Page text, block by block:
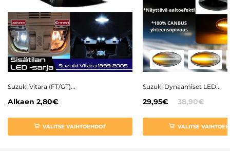
Suzuki Vitara (FT/GT)...
Alkaen 2,80€
VALITSE VAIHTOEHDOT
Suzuki Dynaamiset LED...
29,95€ 38,90€
VALITSE